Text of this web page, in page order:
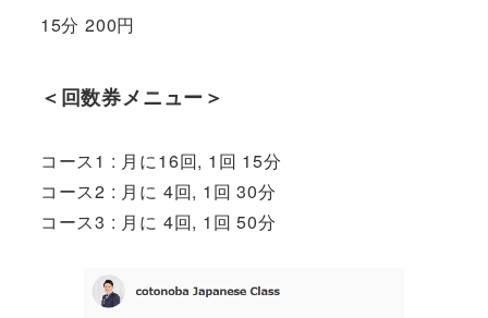
15分 200円
＜回数券メニュー＞
コース1 : 月に16回, 1回 15分
コース2 : 月に 4回, 1回 30分
コース3 : 月に 4回, 1回 50分